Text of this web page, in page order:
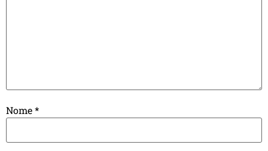
Nome*